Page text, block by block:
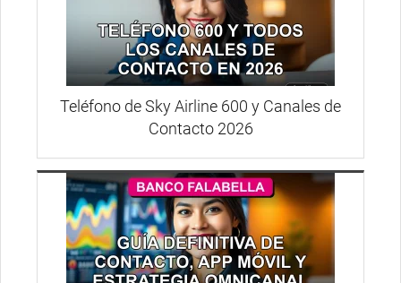
Teléfono de Sky Airline 600 y Canales de
Contacto 2026